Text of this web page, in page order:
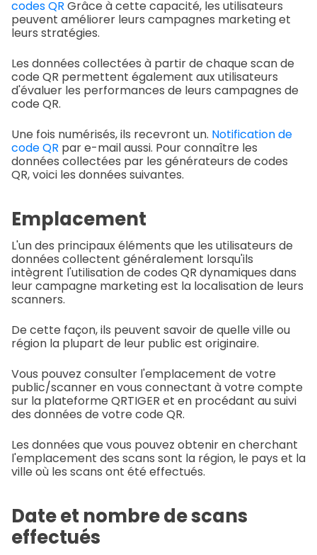
codes QR Grâce à cette capacité, les utilisateurs
peuvent améliorer leurs campagnes marketing et
leurs stratégies.
Les données collectées à partir de chaque scan de
code QR permettent également aux utilisateurs
d'évaluer les performances de leurs campagnes de
code QR.
Une fois numérisés, ils recevront un. Notification de
code QR par e-mail aussi. Pour connaître les
données collectées par les générateurs de codes
QR, voici les données suivantes.
Emplacement
L'un des principaux éléments que les utilisateurs de
données collectent généralement lorsqu'ils
intègrent l'utilisation de codes QR dynamiques dans
leur campagne marketing est la localisation de leurs
scanners.
De cette façon, ils peuvent savoir de quelle ville ou
région la plupart de leur public est originaire.
Vous pouvez consulter l'emplacement de votre
public/scanner en vous connectant à votre compte
sur la plateforme QRTIGER et en procédant au suivi
des données de votre code QR.
Les données que vous pouvez obtenir en cherchant
l'emplacement des scans sont la région, le pays et la
ville où les scans ont été effectués.
Date et nombre de scans
effectués